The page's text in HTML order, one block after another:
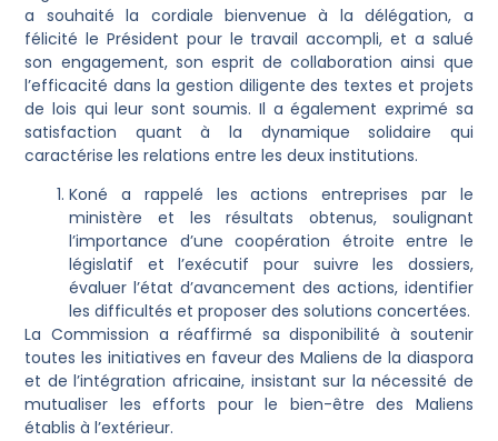
a souhaité la cordiale bienvenue à la délégation, a
félicité le Président pour le travail accompli, et a salué
son engagement, son esprit de collaboration ainsi que
l’efficacité dans la gestion diligente des textes et projets
de lois qui leur sont soumis. Il a également exprimé sa
satisfaction quant à la dynamique solidaire qui
caractérise les relations entre les deux institutions.
Koné a rappelé les actions entreprises par le
ministère et les résultats obtenus, soulignant
l’importance d’une coopération étroite entre le
législatif et l’exécutif pour suivre les dossiers,
évaluer l’état d’avancement des actions, identifier
les difficultés et proposer des solutions concertées.
La Commission a réaffirmé sa disponibilité à soutenir
toutes les initiatives en faveur des Maliens de la diaspora
et de l’intégration africaine, insistant sur la nécessité de
mutualiser les efforts pour le bien-être des Maliens
établis à l’extérieur.